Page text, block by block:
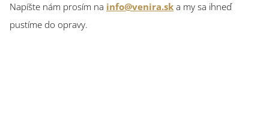
Napíšte nám prosím na info@venira.sk a my sa ihneď
pustíme do opravy.